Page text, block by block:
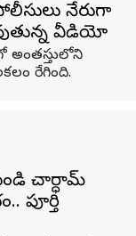
నేరుగా
వీడియో
రేగింది.
చార్ధామ్
పూర్తి